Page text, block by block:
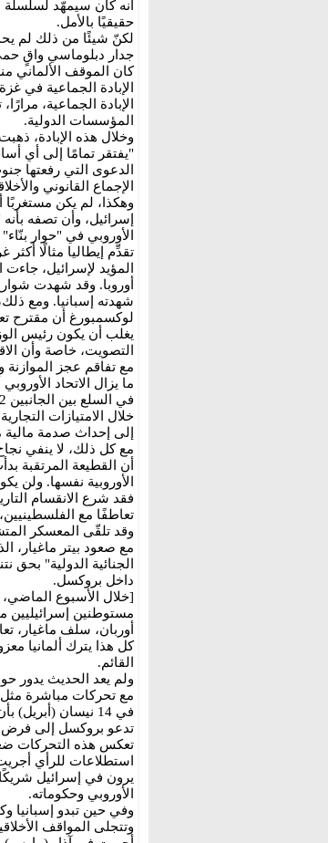
أنه كان سيمهّد لسلسلة
حقيقيًا بالأمل.
لكنّ شيئًا من ذلك لم
جدار دبلوماسي واقٍ
كان الموقف الألماني
الإبادة الجماعية في
الإبادة الجماعية،
المؤسسات الدولية.
وخلال هذه الإبادة،
"يفتقر تمامًا إلى أي
الدعوى التي رفعتها
الإجماع القانوني
وهكذا، لم يكن مستغربًا
إسرائيل، وأن تصفه
الأوروبي في "حوار
تقدِّم إيطاليا مثالًا
المؤيد لإسرائيل، جاءت
أوروبا. وقد شهدت
شهدته إسبانيا. ومع
لوكسمبورغ أن مقترح
يغلب أن يكون رئيس
التصويت، خاصة وأن
مع تفاقم عجز الموازنة
ما يزال الاتحاد
خلال الامتيازات
إلى إحداث صدمة مالية
مع كل ذلك، لا ينفي
أن القطيعة المرتقبة
الأوروبية نفسها. ولن
فقد شرع الانقسام
تعاطفًا مع
وقد تلقّى المعسكر
مع صعود بيتر ماغيار،
الجنائية الدولية" بحق
داخل بروكسل.
[خلال الأسبوع
مستوطنين
أوربان، سلف ماغيار،
كل هذا يترك ألمانيا
القائم.
ولم يعد الحديث يدور
مع تحركات مباشرة مثل
في 14 نيسان
تدعو بروكسل إلى
تعكس هذه التحركات
يرون في إسرائيل
الأوروبي وحكوماته.
وفي حين تبدو إسبانيا
وتتجلى المواقف